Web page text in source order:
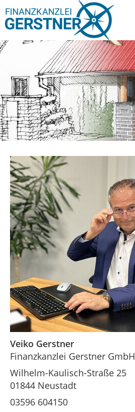
Veiko Gerstner
Finanzkanzlei Gerstner GmbH
Wilhelm-Kaulisch-Straße 25
01844 Neustadt
03596 604150